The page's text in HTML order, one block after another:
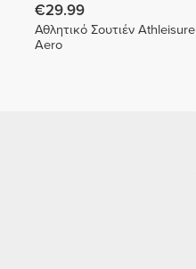
€29.99
Αθλητικό Σουτιέν Athleisure
Aero